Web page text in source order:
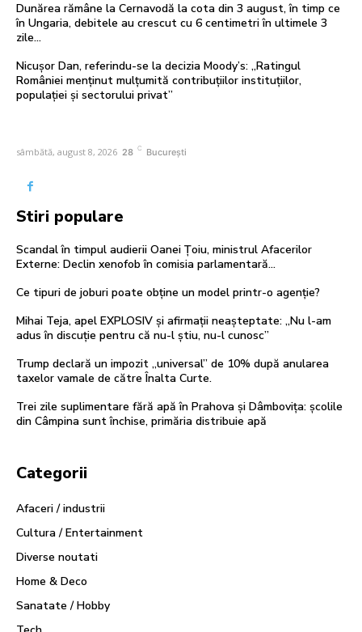
Dunărea rămâne la Cernavodă la cota din 3 august, în timp ce
în Ungaria, debitele au crescut cu 6 centimetri în ultimele 3
zile...
Nicușor Dan, referindu-se la decizia Moody’s: „Ratingul
României menținut mulțumită contribuțiilor instituțiilor,
populației și sectorului privat”
sâmbătă, august 8, 2026 28 C București
Stiri populare
Scandal în timpul audierii Oanei Țoiu, ministrul Afacerilor
Externe: Declin xenofob în comisia parlamentară…
Ce tipuri de joburi poate obține un model printr-o agenție?
Mihai Teja, apel EXPLOSIV și afirmații neașteptate: „Nu l-am
adus în discuție pentru că nu-l știu, nu-l cunosc”
Trump declară un impozit „universal” de 10% după anularea
taxelor vamale de către Înalta Curte.
Trei zile suplimentare fără apă în Prahova și Dâmbovița: școlile
din Câmpina sunt închise, primăria distribuie apă
Categorii
Afaceri / industrii
Cultura / Entertainment
Diverse noutati
Home & Deco
Sanatate / Hobby